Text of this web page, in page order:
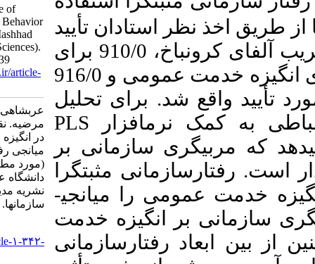
استادان تأیید
پایایی پرسشنامه ها با ضریب آلفای کرونباخ، 910/0 برای
مربیگری سازمانی، 910/0 برای انگیزه خدمت عمومی و 916/0
شد.برای تحلیل
نرم­افزارPLS
سازمانی بر
مثبت­گرا
را میانجی­
بر انگیزه خدمت
رفتارسازمانی
with the Mediating Role of
Positive Organizational Behavior
(Case Study: Staff of Mashhad
University of Medical Sciences).
MEO 2022; 11 (2) :13-39
URL:http://journalieaa.ir/article-
1-342-fa.html
عربشاهی کریزی احمد، حسینی
مرضیه. نقش مربیگری سازمانی
در انگیزه خدمت عمومی با نقش
میانجی رفتارسازمانی مثبت گرا
(مورد مطالعه: کارکنان ستاد
دانشگاه علوم پزشکی مشهد).
نشریه مديريت بر آموزش
سازمانها. ۱۴۰۱; ۱۱ (۲) :۱۳-۳۹
http://journalieaa.ir/article-۱-۳۴۲-